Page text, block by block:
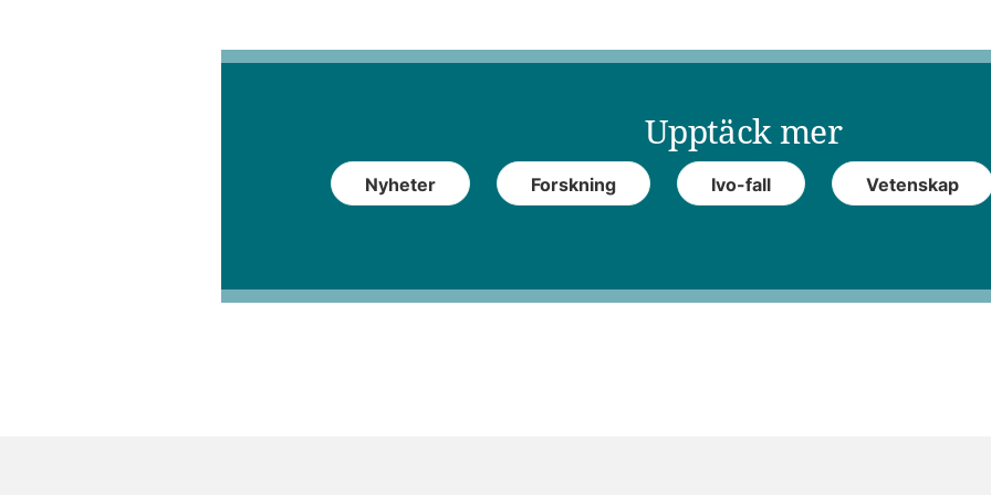
Upptäck mer
Nyheter Forskning Ivo-fall Vetenskap